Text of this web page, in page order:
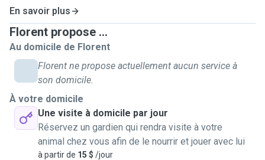
Je suis respectueux des animaux et je suis curieux de
connaître vos adorables bêtes 🥰.
En tant que gardien je m'efforcerai d'offrir les soins et
moments de bonheur pour votre animal. Je peux me
déplacer dans mon quartier (Ahuntsic) mais je peux aussi
m'éloigner si besoin.
Services offerts :
- Promenade de 30 min à 1h à votre chien en fonction de
son profil.
En savoir plus
Florent propose ...
Au domicile de Florent
Florent ne propose actuellement aucun service à
son domicile.
À votre domicile
Une visite à domicile par jour
Réservez un gardien qui rendra visite à votre
animal chez vous afin de le nourrir et jouer avec lui
à partir de 15 $ /jour